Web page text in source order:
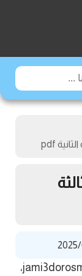
مرحبا بكم أعزاءي التلاميذ في موقع jami3dorosmaroc،